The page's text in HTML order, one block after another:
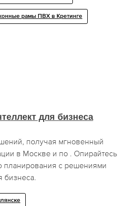
рамы ПВХ в Кретинге
для бизнеса
получая мгновенный
в Москве и по . Опирайтесь
планирования с решениями
бизнеса.